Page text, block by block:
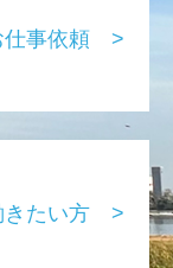
仕事依頼 >
きたい方 >